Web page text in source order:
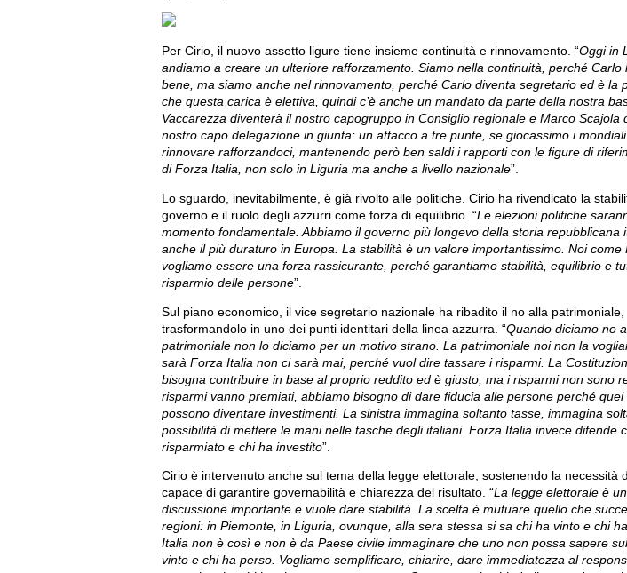
Per Cirio, il nuovo assetto ligure tiene insieme continuità e rinnovamento. “Oggi in
andiamo a creare un ulteriore rafforzamento. Siamo nella continuità, perché Carlo
bene, ma siamo anche nel rinnovamento, perché Carlo diventa segretario ed è la
che questa carica è elettiva, quindi c’è anche un mandato da parte della nostra
Vaccarezza diventerà il nostro capogruppo in Consiglio regionale e Marco Scajola
nostro capo delegazione in giunta: un attacco a tre punte, se giocassimo i
rinnovare rafforzandoci, mantenendo però ben saldi i rapporti con le figure di
di Forza Italia, non solo in Liguria ma anche a livello nazionale”.
Lo sguardo, inevitabilmente, è già rivolto alle politiche. Cirio ha rivendicato la
governo e il ruolo degli azzurri come forza di equilibrio. “Le elezioni politiche
momento fondamentale. Abbiamo il governo più longevo della storia repubblicana
anche il più duraturo in Europa. La stabilità è un valore importantissimo. Noi come
vogliamo essere una forza rassicurante, perché garantiamo stabilità, equilibrio e
risparmio delle persone”.
Sul piano economico, il vice segretario nazionale ha ribadito il no alla patrimoniale,
trasformandolo in uno dei punti identitari della linea azzurra. “Quando diciamo no
patrimoniale non lo diciamo per un motivo strano. La patrimoniale noi non la
sarà Forza Italia non ci sarà mai, perché vuol dire tassare i risparmi. La
bisogna contribuire in base al proprio reddito ed è giusto, ma i risparmi non sono
risparmi vanno premiati, abbiamo bisogno di dare fiducia alle persone perché quei
possono diventare investimenti. La sinistra immagina soltanto tasse, immagina
possibilità di mettere le mani nelle tasche degli italiani. Forza Italia invece difende
risparmiato e chi ha investito”.
Cirio è intervenuto anche sul tema della legge elettorale, sostenendo la necessità
capace di garantire governabilità e chiarezza del risultato. “La legge elettorale è
discussione importante e vuole dare stabilità. La scelta è mutuare quello che
regioni: in Piemonte, in Liguria, ovunque, alla sera stessa si sa chi ha vinto e chi
Italia non è così e non è da Paese civile immaginare che uno non possa sapere
vinto e chi ha perso. Vogliamo semplificare, chiarire, dare immediatezza al